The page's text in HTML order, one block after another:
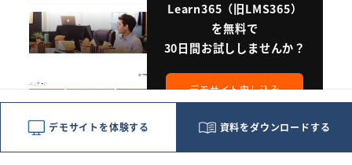
Learn365（旧LMS365）
を無料で
30日間お試ししませんか？
デモサイト申し込み
担当者よりご返信いたしま
す
デモサイトを体験する 資料をダウンロードする